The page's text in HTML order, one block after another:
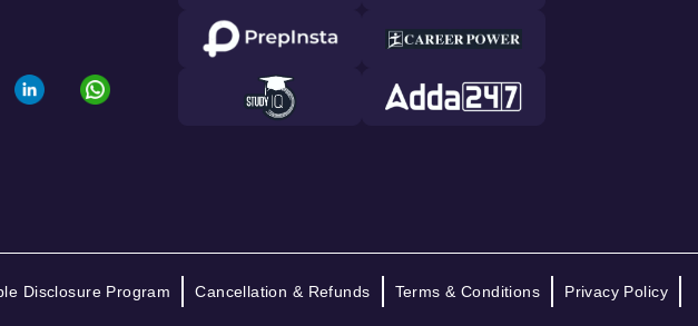
Disclosure Program Cancellation & Refunds Terms & Conditions Privacy Policy